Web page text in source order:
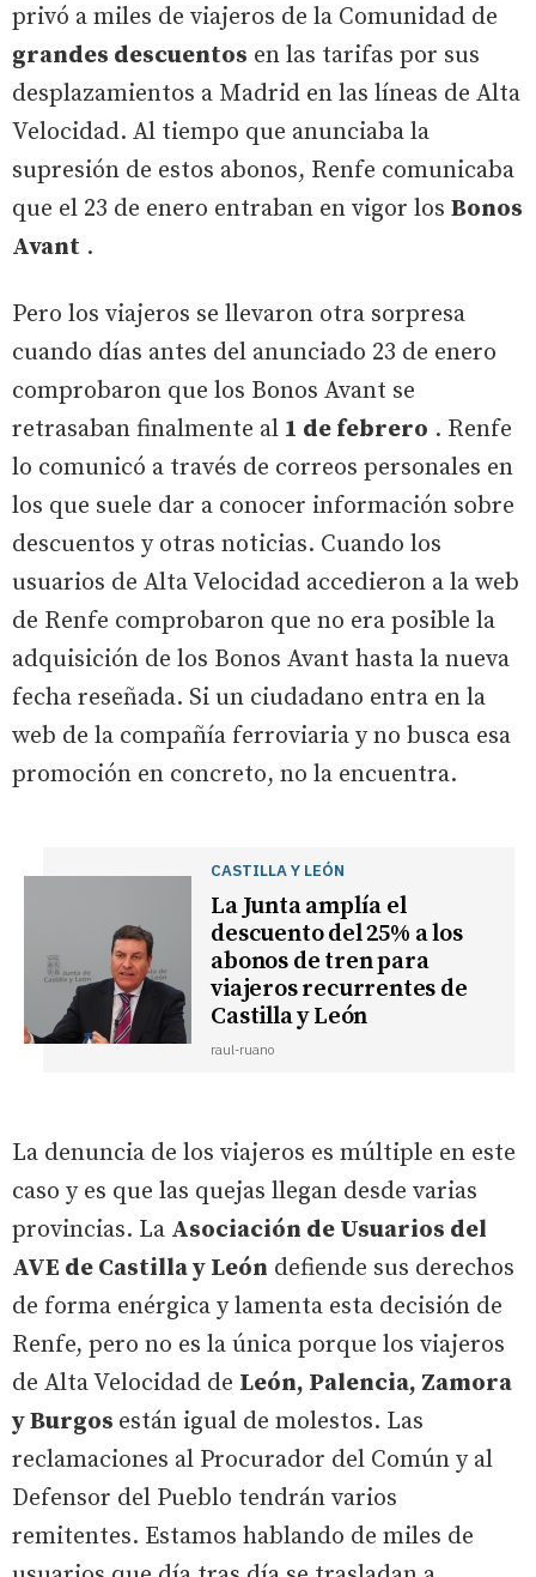
privó a miles de viajeros de la Comunidad de
grandes descuentos en las tarifas por sus
desplazamientos a Madrid en las líneas de Alta
Velocidad. Al tiempo que anunciaba la
supresión de estos abonos, Renfe comunicaba
que el 23 de enero entraban en vigor los Bonos
Avant .
Pero los viajeros se llevaron otra sorpresa
cuando días antes del anunciado 23 de enero
comprobaron que los Bonos Avant se
retrasaban finalmente al 1 de febrero . Renfe
lo comunicó a través de correos personales en
los que suele dar a conocer información sobre
descuentos y otras noticias. Cuando los
usuarios de Alta Velocidad accedieron a la web
de Renfe comprobaron que no era posible la
adquisición de los Bonos Avant hasta la nueva
fecha reseñada. Si un ciudadano entra en la
web de la compañía ferroviaria y no busca esa
promoción en concreto, no la encuentra.
CASTILLA Y LEÓN
La Junta amplía el
descuento del 25% a los
abonos de tren para
viajeros recurrentes de
Castilla y León
raul-ruano
La denuncia de los viajeros es múltiple en este
caso y es que las quejas llegan desde varias
provincias. La Asociación de Usuarios del
AVE de Castilla y León defiende sus derechos
de forma enérgica y lamenta esta decisión de
Renfe, pero no es la única porque los viajeros
de Alta Velocidad de León, Palencia, Zamora
y Burgos están igual de molestos. Las
reclamaciones al Procurador del Común y al
Defensor del Pueblo tendrán varios
remitentes. Estamos hablando de miles de